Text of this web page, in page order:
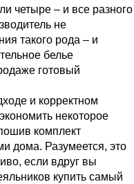
четыре – и все разного
не
такого рода – и
белье
готовый
и корректном
некоторое
комплект
дома. Разумеется, это
если вдруг вы
купить самый